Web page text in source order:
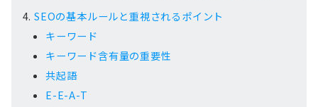
SEOの基本ルールと重視されるポイント
キーワード
キーワード含有量の重要性
共起語
E-E-A-T